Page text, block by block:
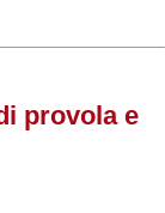
provola e